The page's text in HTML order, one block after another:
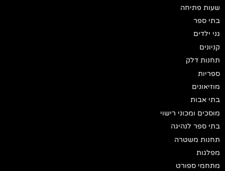
שעות פתיחה
בתי ספר
גני ילדים
קניונים
תחנות דלק
ספריות
מוזיאונים
בתי אבות
מוסכים ומכוני רישוי
בתי ספר לנהיגה
תחנות משטרה
מפלגות
מתחמי ספורט